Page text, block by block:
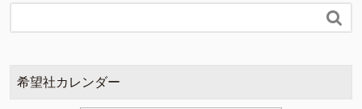

希望社カレンダー